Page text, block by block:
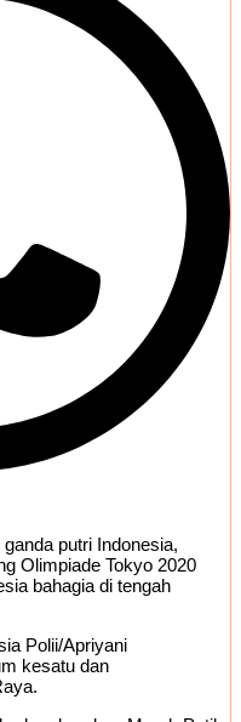
putri Indonesia,
Olimpiade Tokyo 2020
bahagia di tengah
Polii/Apriyani
kesatu dan